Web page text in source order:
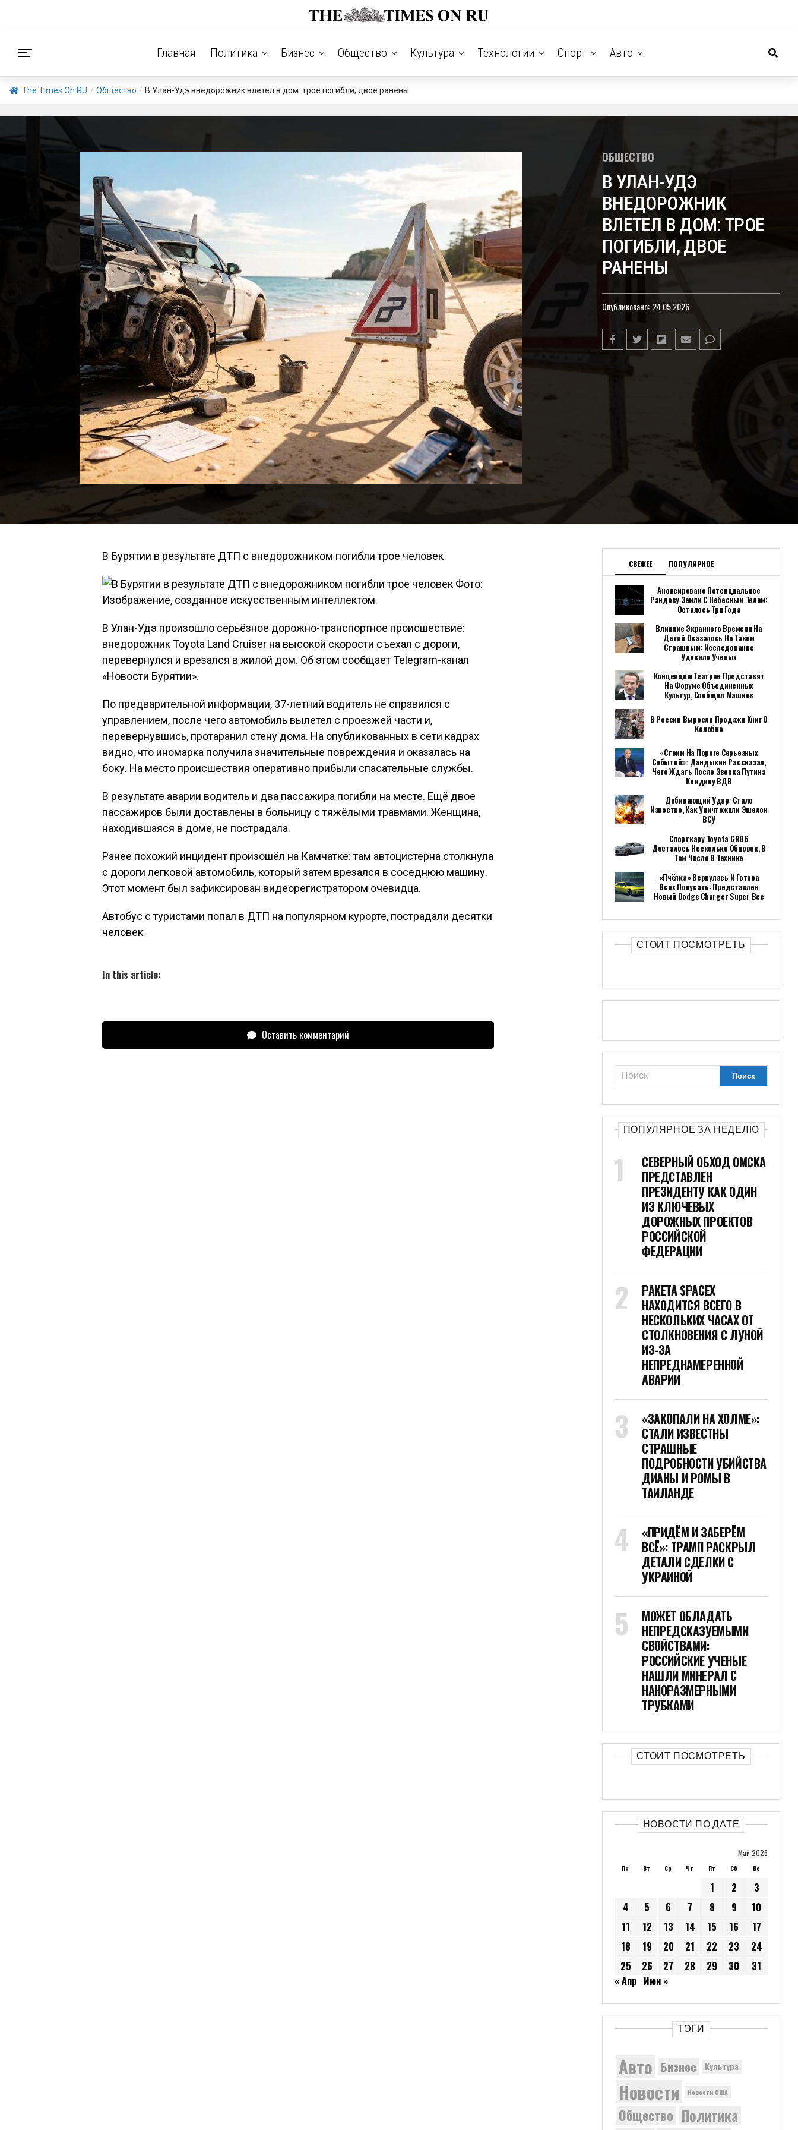
Главная Политика Бизнес Общество Культура Технологии Спорт Авто
The Times On RU / Общество / В Улан-Удэ внедорожник влетел в дом: трое погибли, двое ранены
ОБЩЕСТВО
В УЛАН-УДЭ
ВНЕДОРОЖНИК
ВЛЕТЕЛ В ДОМ: ТРОЕ
ПОГИБЛИ, ДВОЕ
РАНЕНЫ
Опубликовано: 24.05.2026
В Бурятии в результате ДТП с внедорожником погибли трое человек
Фото:
Изображение, созданное искусственным интеллектом.
В Улан-Удэ произошло серьёзное дорожно-транспортное происшествие:
внедорожник Toyota Land Cruiser на высокой скорости съехал с дороги,
перевернулся и врезался в жилой дом. Об этом сообщает Telegram-канал
«Новости Бурятии».
По предварительной информации, 37-летний водитель не справился с
управлением, после чего автомобиль вылетел с проезжей части и,
перевернувшись, протаранил стену дома. На опубликованных в сети кадрах
видно, что иномарка получила значительные повреждения и оказалась на
боку. На место происшествия оперативно прибыли спасательные службы.
В результате аварии водитель и два пассажира погибли на месте. Ещё двое
пассажиров были доставлены в больницу с тяжёлыми травмами. Женщина,
находившаяся в доме, не пострадала.
Ранее похожий инцидент произошёл на Камчатке: там автоцистерна столкнула
с дороги легковой автомобиль, который затем врезался в соседнюю машину.
Этот момент был зафиксирован видеорегистратором очевидца.
Автобус с туристами попал в ДТП на популярном курорте, пострадали десятки
человек
In this article:
Оставить комментарий
СВЕЖЕЕ ПОПУЛЯРНОЕ
Анонсировано Потенциальное
Рандеву Земли С Небесным Телом:
Осталось Три Года
Влияние Экранного Времени На
Детей Оказалось Не Таким
Страшным: Исследование
Удивило Ученых
Концепцию Театров Представят
На Форуме Объединенных
Культур, Сообщил Машков
В России Выросли Продажи Книг О
Колобке
«Стоим На Пороге Серьезных
Событий»: Дандыкин Рассказал,
Чего Ждать После Звонка Путина
Комдиву ВДВ
Добивающий Удар: Стало
Известно, Как Уничтожили Эшелон
ВСУ
Спорткару Toyota GR86
Досталось Несколько Обновок, В
Том Числе В Технике
«Пчёлка» Вернулась И Готова
Всех Покусать: Представлен
Новый Dodge Charger Super Bee
СТОИТ ПОСМОТРЕТЬ
ПОПУЛЯРНОЕ ЗА НЕДЕЛЮ
СЕВЕРНЫЙ ОБХОД ОМСКА
ПРЕДСТАВЛЕН
ПРЕЗИДЕНТУ КАК ОДИН
ИЗ КЛЮЧЕВЫХ
ДОРОЖНЫХ ПРОЕКТОВ
РОССИЙСКОЙ
ФЕДЕРАЦИИ
РАКЕТА SPACEX
НАХОДИТСЯ ВСЕГО В
НЕСКОЛЬКИХ ЧАСАХ ОТ
СТОЛКНОВЕНИЯ С ЛУНОЙ
ИЗ-ЗА
НЕПРЕДНАМЕРЕННОЙ
АВАРИИ
«ЗАКОПАЛИ НА ХОЛМЕ»:
СТАЛИ ИЗВЕСТНЫ
СТРАШНЫЕ
ПОДРОБНОСТИ УБИЙСТВА
ДИАНЫ И РОМЫ В
ТАИЛАНДЕ
«ПРИДЁМ И ЗАБЕРЁМ
ВСЁ»: ТРАМП РАСКРЫЛ
ДЕТАЛИ СДЕЛКИ С
УКРАИНОЙ
МОЖЕТ ОБЛАДАТЬ
НЕПРЕДСКАЗУЕМЫМИ
СВОЙСТВАМИ:
РОССИЙСКИЕ УЧЕНЫЕ
НАШЛИ МИНЕРАЛ С
НАНОРАЗМЕРНЫМИ
ТРУБКАМИ
СТОИТ ПОСМОТРЕТЬ
НОВОСТИ ПО ДАТЕ
Май 2026
Пн Вт Ср Чт Пт Сб Вс
1 2
3
4
5 6 7 8 9
10
11
12 13 14 15 16
17
18
19 20 21 22 23
24
25
26 27 28 29 30
31
« Апр Июн »
ТЭГИ
Авто Бизнес Культура
Новости Новости США
Общество Политика